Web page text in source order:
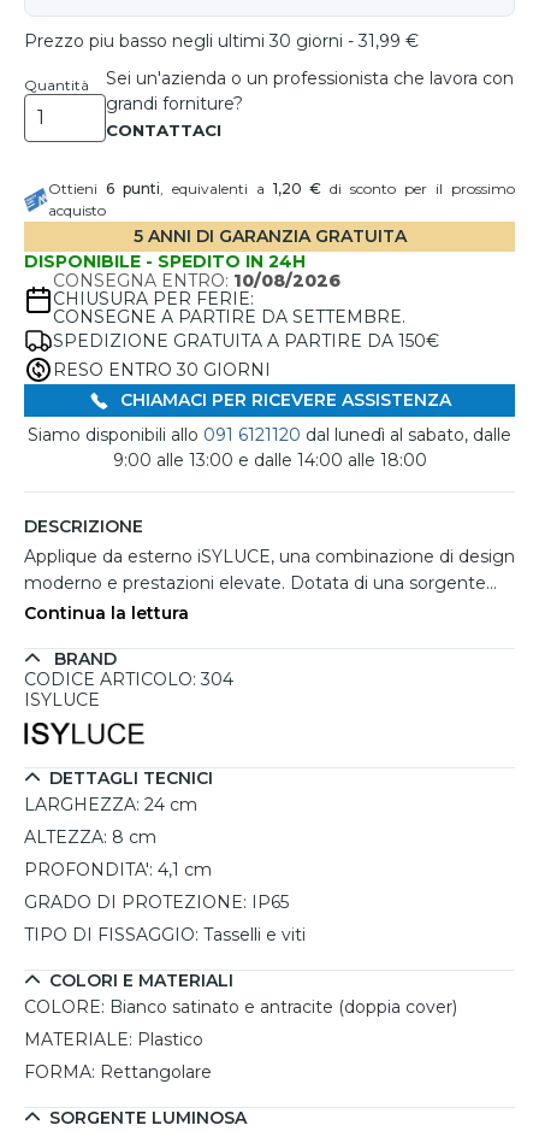
Prezzo piu basso negli ultimi 30 giorni - 31,99 €
Quantità
Sei un'azienda o un professionista che lavora con
grandi forniture?
Ottieni 6punti, equivalenti a 1,20 € di sconto per il prossimo
acquisto
5 ANNI DI GARANZIA GRATUITA
DISPONIBILE - SPEDITO IN 24H
CONSEGNA ENTRO: 10/08/2026
CHIUSURA PER FERIE:
CONSEGNE A PARTIRE DA SETTEMBRE.
SPEDIZIONE GRATUITA A PARTIRE DA 150€
RESO ENTRO 30 GIORNI
CHIAMACI PER RICEVERE ASSISTENZA
Siamo disponibili allo 091 6121120 dal lunedì al sabato, dalle
9:00 alle 13:00 e dalle 14:00 alle 18:00
DESCRIZIONE
Applique da esterno iSYLUCE, una combinazione di design
moderno e prestazioni elevate. Dotata di una sorgente
LED da 6W con luce neutra (4000K) e 330 lumen, offre
come balconi, terrazze, giardini e vialetti. La doppia cover
intercambiabile, bianco satinato e antracite, consente di
al grado di protezione IP65, si configura come un’applique
con protezione IP65 per uso esterno, resistente a pioggia,
polvere e ambienti salini. Inoltre, rappresenta una
percorsi e zone all’aperto con discrezione e funzionalità.
Driver incluso e garanzia di 5 anni ne confermano
l'affidabilità nel tempo.
Continua la lettura
BRAND
CODICE ARTICOLO: 304
ISYLUCE
DETTAGLI TECNICI
LARGHEZZA: 24 cm
ALTEZZA: 8 cm
PROFONDITA': 4,1 cm
GRADO DI PROTEZIONE: IP65
TIPO DI FISSAGGIO: Tasselli e viti
COLORI E MATERIALI
COLORE: Bianco satinato e antracite (doppia cover)
MATERIALE: Plastico
FORMA: Rettangolare
SORGENTE LUMINOSA